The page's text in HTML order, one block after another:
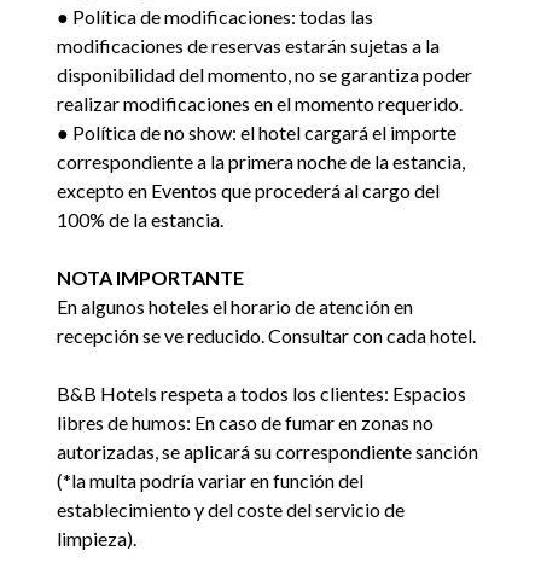
● Política de modificaciones: todas las
modificaciones de reservas estarán sujetas a la
disponibilidad del momento, no se garantiza poder
realizar modificaciones en el momento requerido.
● Política de no show: el hotel cargará el importe
correspondiente a la primera noche de la estancia,
excepto en Eventos que procederá al cargo del
100% de la estancia.
NOTA IMPORTANTE
En algunos hoteles el horario de atención en
recepción se ve reducido. Consultar con cada hotel.
B&B Hotels respeta a todos los clientes: Espacios
libres de humos: En caso de fumar en zonas no
autorizadas, se aplicará su correspondiente sanción
(*la multa podría variar en función del
establecimiento y del coste del servicio de
limpieza).